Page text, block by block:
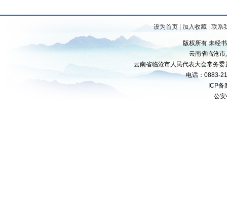
设为首页 加入收藏 联系
版权所有 未经
云南省临沧
云南省临沧市人民代表大会常务
电话：0883-
ICP备
公